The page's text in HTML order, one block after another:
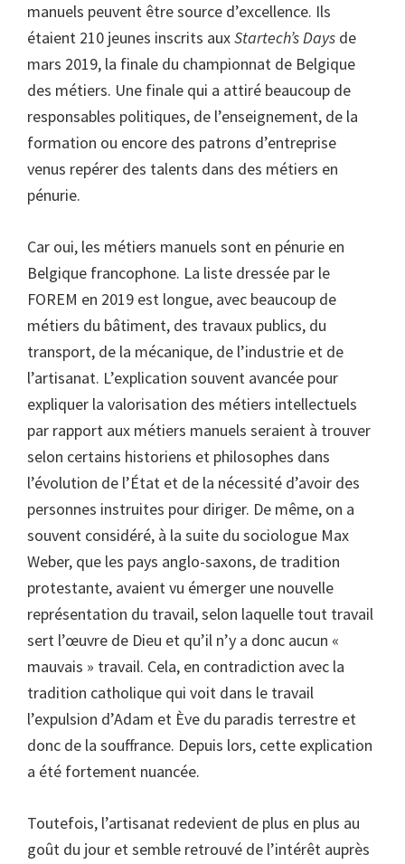
manuels peuvent être source d’excellence. Ils
étaient 210 jeunes inscrits auxStartech’s Days de
mars 2019, la finale du championnat de Belgique
des métiers. Une finale qui a attiré beaucoup de
responsables politiques, de l’enseignement, de la
formation ou encore des patrons d’entreprise
venus repérer des talents dans des métiers en
pénurie.
Car oui, les métiers manuels sont en pénurie en
Belgique francophone. La liste dressée par le
FOREM en 2019 est longue, avec beaucoup de
métiers du bâtiment, des travaux publics, du
transport, de la mécanique, de l’industrie et de
l’artisanat. L’explication souvent avancée pour
expliquer la valorisation des métiers intellectuels
par rapport aux métiers manuels seraient à trouver
selon certains historiens et philosophes dans
l’évolution de l’État et de la nécessité d’avoir des
personnes instruites pour diriger. De même, on a
souvent considéré, à la suite du sociologue Max
Weber, que les pays anglo-saxons, de tradition
protestante, avaient vu émerger une nouvelle
représentation du travail, selon laquelle tout travail
sert l’œuvre de Dieu et qu’il n’y a donc aucun «
mauvais » travail. Cela, en contradiction avec la
tradition catholique qui voit dans le travail
l’expulsion d’Adam et Ève du paradis terrestre et
donc de la souffrance. Depuis lors, cette explication
a été fortement nuancée.
Toutefois, l’artisanat redevient de plus en plus au
goût du jour et semble retrouvé de l’intérêt auprès